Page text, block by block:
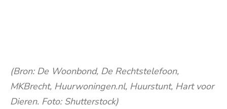
(Bron: De Woonbond, De Rechtstelefoon,
MKBrecht, Huurwoningen.nl, Huurstunt, Hart voor
Dieren. Foto: Shutterstock)